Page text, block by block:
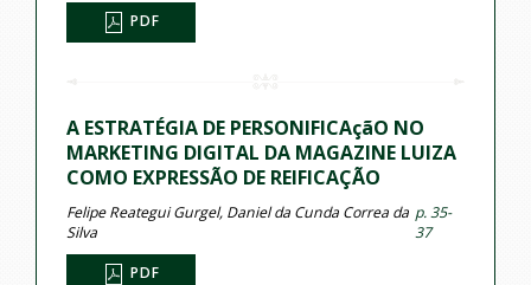
PDF
A ESTRATÉGIA DE PERSONIFICAçãO NO
MARKETING DIGITAL DA MAGAZINE LUIZA
COMO EXPRESSÃO DE REIFICAÇÃO
Felipe Reategui Gurgel, Daniel da Cunda Correa da
Silva
p. 35-
37
PDF